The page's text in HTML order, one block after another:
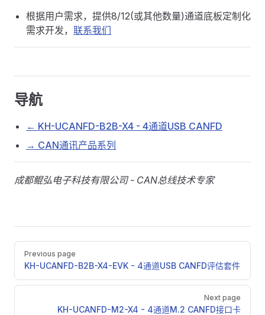
根据用户需求，提供8/12(或其他数量)通道底板定制化
需求开发， 联系我们
导航
← KH-UCANFD-B2B-X4 - 4通道USB CANFD
→ CAN通讯产品系列
成都鲲弘电子科技有限公司 - CAN总线技术专家
Pager
Previous page
KH-UCANFD-B2B-X4-EVK - 4通道USB CANFD评估套件
Next page
KH-UCANFD-M2-X4 - 4通道M.2 CANFD接口卡